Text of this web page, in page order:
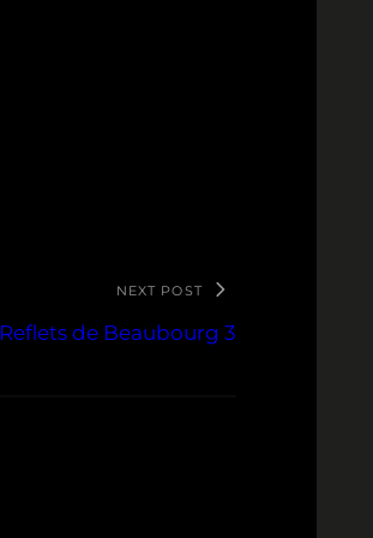
NEXT POST
Reflets de Beaubourg 3